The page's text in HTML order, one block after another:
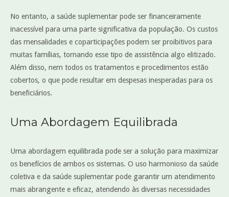
No entanto, a saúde suplementar pode ser financeiramente
inacessível para uma parte significativa da população. Os custos
das mensalidades e coparticipações podem ser proibitivos para
muitas famílias, tornando esse tipo de assistência algo elitizado.
Além disso, nem todos os tratamentos e procedimentos estão
cobertos, o que pode resultar em despesas inesperadas para os
beneficiários.
Uma Abordagem Equilibrada
Uma abordagem equilibrada pode ser a solução para maximizar
os benefícios de ambos os sistemas. O uso harmonioso da saúde
coletiva e da saúde suplementar pode garantir um atendimento
mais abrangente e eficaz, atendendo às diversas necessidades